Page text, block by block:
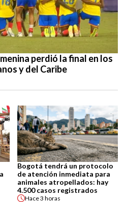
perdió la final en los
y del Caribe
Bogotá tendrá un protocolo
de atención inmediata para
animales atropellados: hay
4.500 casos registrados
Hace3 horas